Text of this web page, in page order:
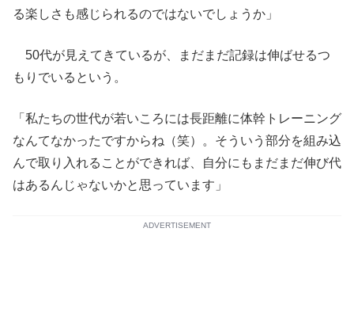
る楽しさも感じられるのではないでしょうか」
50代が見えてきているが、まだまだ記録は伸ばせるつ
もりでいるという。
「私たちの世代が若いころには長距離に体幹トレーニング
なんてなかったですからね（笑）。そういう部分を組み込
んで取り入れることができれば、自分にもまだまだ伸び代
はあるんじゃないかと思っています」
ADVERTISEMENT